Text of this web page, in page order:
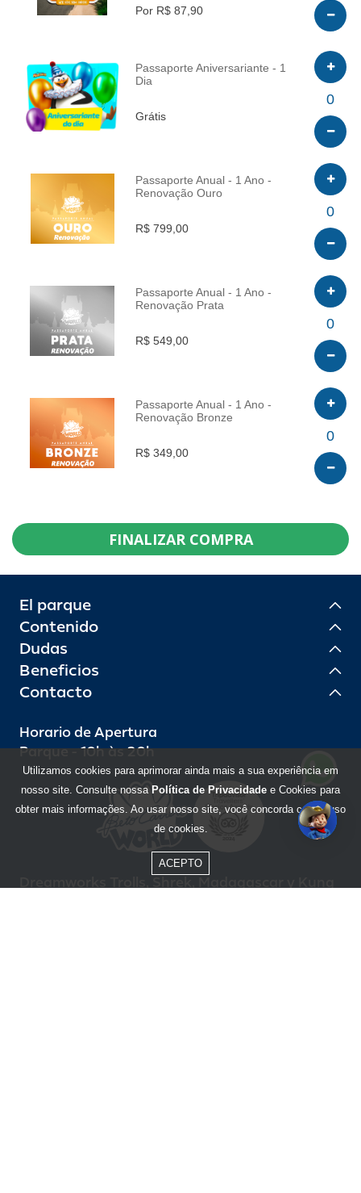
Por R$ 87,90
INFO
Passaporte Aniversariante - 1
Dia
Grátis
0
INFO
Passaporte Anual - 1 Ano -
Renovação Ouro
R$ 799,00
0
INFO
Passaporte Anual - 1 Ano -
Renovação Prata
R$ 549,00
0
INFO
Passaporte Anual - 1 Ano -
Renovação Bronze
R$ 349,00
0
FINALIZAR COMPRA
El parque
Contenido
Dudas
Beneficios
Contacto
Horario de Apertura
Parque - 10h às 20h
Utilizamos cookies para aprimorar ainda mais a sua experiência em
nosso site. Consulte nossa Política de Privacidade e Cookies para
obter mais informações. Ao usar nosso site, você concorda com o uso
de cookies.
ACEPTO